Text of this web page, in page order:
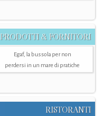
PRODOTTI & FORNITORI
Egaf, la bussola per non
perdersi in un mare di pratiche
RISTORANTI